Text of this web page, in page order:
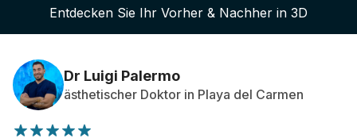
Pläne
Bewertungen von Patienten
Entdecken Sie Ihr Vorher & Nachher in 3D
Dr Luigi Palermo
ästhetischer Doktor in Playa del Carmen